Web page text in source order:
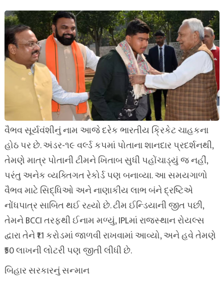
વૈભવ સૂર્યવંશીનું નામ આજે દરેક ભારતીય ક્રિકેટ ચાહકના
હોઠ પર છે. અંડર-૧૯ વર્લ્ડ કપમાં પોતાના શાનદાર પ્રદર્શનથી,
તેમણે માત્ર પોતાની ટીમને ખિતાબ સુધી પહોંચાડ્યું જ નહીં,
પરંતુ અનેક વ્યક્તિગત રેકોર્ડ પણ બનાવ્યા. આ સમયગાળો
વૈભવ માટે સિદ્ધિઓ અને નાણાકીય લાભ બંને દ્રષ્ટિએ
નોંધપાત્ર સાબિત થઈ રહ્યો છે. ટીમ ઈન્ડિયાની જીત પછી,
તેમને BCCI તરફથી ઈનામ મળ્યું, IPLમાં રાજસ્થાન રોયલ્સ
દ્વારા તેને ₹1.1 કરોડમાં જાળવી રાખવામાં આવ્યો, અને હવે તેમણે
₹50 લાખની લોટરી પણ જીતી લીધી છે.
બિહાર સરકારનું સન્માન